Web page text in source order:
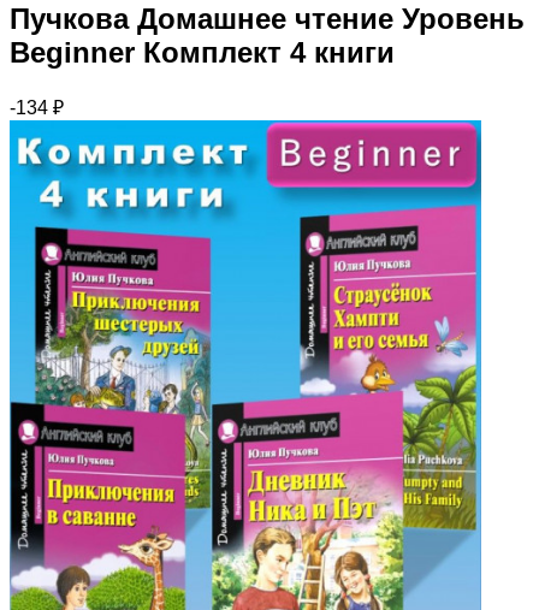
Пучкова Домашнее чтение Уровень
Beginner Комплект 4 книги
-134 ₽